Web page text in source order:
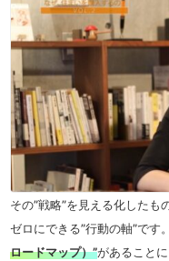
その”戦略”を見える化した
ゼロにできる”行動の軸”です
ロードマップ）”があること